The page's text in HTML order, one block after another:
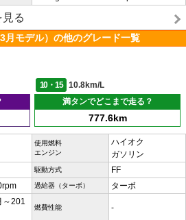
る
月モデル）の他のグレード一覧
10・15
10.8km/L
満タンでどこまで走る？
777.6km
使用燃料
エンジン
ハイオク
ガソリン
駆動方式 FF
過給器（ターボ） ターボ
～201
燃費性能 -